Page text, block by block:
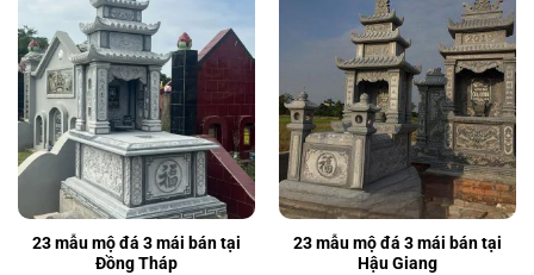
23 mẫu mộ đá 3 mái bán tại
Đồng Tháp
23 mẫu mộ đá 3 mái bán tại
Hậu Giang